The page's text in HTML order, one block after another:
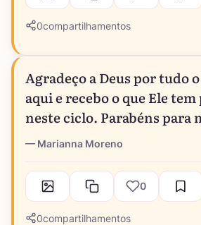
0compartilhamentos
Agradeço a Deus por tudo
aqui e recebo o que Ele
neste ciclo. Parabéns para
Marianna Moreno
0
0compartilhamentos